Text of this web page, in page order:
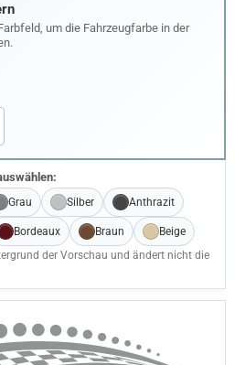
um die Fahrzeugfarbe in der
Grau Silber Anthrazit
Bordeaux Braun
Beige
der Vorschau und ändert nicht die